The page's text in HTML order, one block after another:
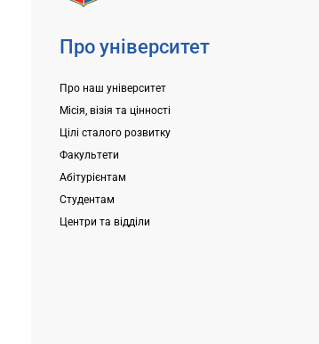
Про університет
Про наш університет
Місія, візія та цінності
Цілі сталого розвитку
Факультети
Абітурієнтам
Студентам
Центри та відділи